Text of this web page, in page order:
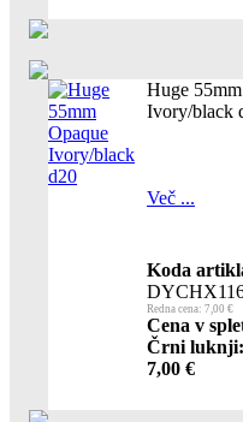
Huge
Ivory/black
Več ...
Koda
Redna cena: 7,00 €
Cena v
Črni luknji:
7,00 €